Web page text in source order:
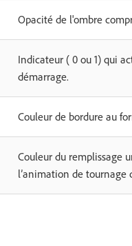
Opacité de l'ombre
Indicateur ( 0 ou 1) qui
démarrage.
Couleur de bordure au
Couleur du remplissage
l’animation de tournage